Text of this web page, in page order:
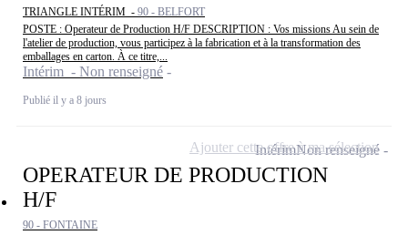
TRIANGLE INTÉRIM - 90 - BELFORT
POSTE : Operateur de Production H/F DESCRIPTION : Vos missions Au sein de
l'atelier de production, vous participez à la fabrication et à la transformation des
emballages en carton. À ce titre,...
Intérim - Non renseigné
Publié il y a 8 jours
OPERATEUR DE PRODUCTION
H/F
90 - FONTAINE
IntérimNon renseigné
Ajouter cette offre à ma sélection